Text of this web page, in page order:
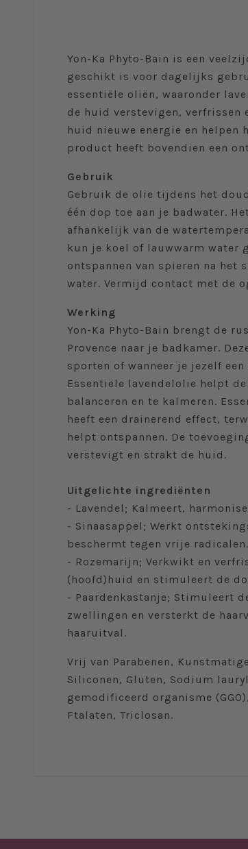
Yon-Ka Phyto-Bain is een
geschikt is voor dagelijks
essentiële oliën, waaronder
de huid verstevigen, verfrissen
huid nieuwe energie en helpen
product heeft bovendien een
Gebruik
Gebruik de olie tijdens het
één dop toe aan je badwater.
afhankelijk van de
kun je koel of lauwwarm water
ontspannen van spieren na het
water. Vermijd contact met de
Werking
Yon-Ka Phyto-Bain brengt de
Provence naar je badkamer.
sporten of wanneer je jezelf
Essentiële lavendelolie helpt
balanceren en te kalmeren.
heeft een drainerend effect,
helpt ontspannen. De
verstevigt en strakt de huid.
Uitgelichte ingrediënten
- Lavendel; Kalmeert,
- Sinaasappel; Werkt
beschermt tegen vrije
- Rozemarijn; Verkwikt en
(hoofd)huid en stimuleert de
- Paardenkastanje; Stimuleert
zwellingen en versterkt de
haaruitval.
Vrij van Parabenen,
Siliconen, Gluten, Sodium
gemodificeerd organisme
Ftalaten, Triclosan.